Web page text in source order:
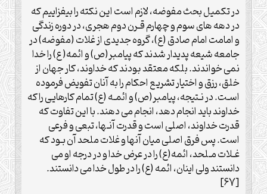
در تکمیل بحث مفوضه، لازم است این نکته را بیفزاییم که
در دهه های سوم و چهارم قـرن دوم هجری، در دوره زندگی
و امامت امام صادق (ع)، گروه جدیدی از غلات (مفوضه) در
جامعه شیعه پدیدار شدند که پیامبر(ص) و ائمه( ع) را خدا
نمی خواندند. بلکه معتقد بودند که خداوند، کار جهان از
خلق، رزق و اختیار تشریع احکام را به آنان تفویض فرموده
اسـت. در نـتیجه، پیامبر(ص) و ائمـه (ع) تمام کارهایی را که
خداوند باید انجام دهد، انجام می دهند. با این تفاوت که
قدرت خداوند، اصلی است و قدرت آنـها، تبعی و فرعی
است. پس فرق اصلی میان آنها و غلات ملحد آن بـود که
غـلات مـلحد، ائمه(ع) را در عرض خدا و در درجه او می
دانستند ولی اینان، ائمه (ع) را در طول خدا می دانستند.
[67]